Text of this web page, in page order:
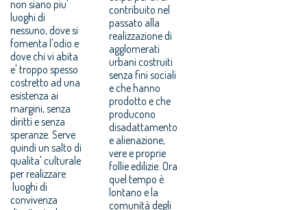
non siano piu'
luoghi di
nessuno, dove si
fomenta l'odio e
dove chi vi abita
e' troppo spesso
costretto ad una
esistenza ai
margini, senza
diritti e senza
speranze. Serve
quindi un salto di
qualita' culturale
per realizzare
luoghi di
convivenza
contribuito nel
passato alla
realizzazione di
agglomerati
urbani costruiti
senza fini sociali
e che hanno
prodotto e che
producono
disadattamento
e alienazione,
vere e proprie
follie edilizie. Ora
quel tempo è
lontano e la
comunità degli